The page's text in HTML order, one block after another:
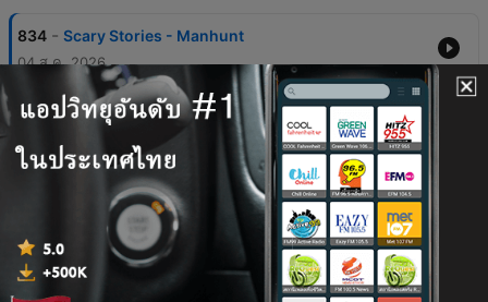
834 - Scary Stories - Manhunt
04 ส.ค. 2026
833 - Scary Stories - Area 51
832 - Scary Stories - Coy Dog
831 - Scary Stories - Spirits
03 ส.ค. 2026